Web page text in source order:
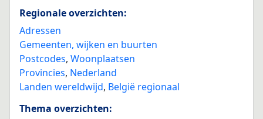
Regionale overzichten:
Adressen
Gemeenten, wijken en buurten
Postcodes, Woonplaatsen
Provincies, Nederland
Landen wereldwijd, België regionaal
Thema overzichten: